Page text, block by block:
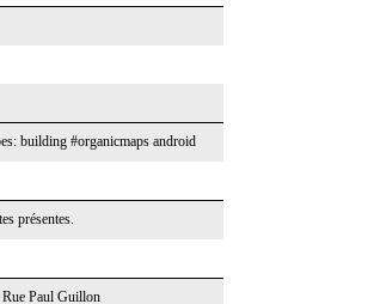
building #organicmaps android
présentes.
Rue Paul Guillon